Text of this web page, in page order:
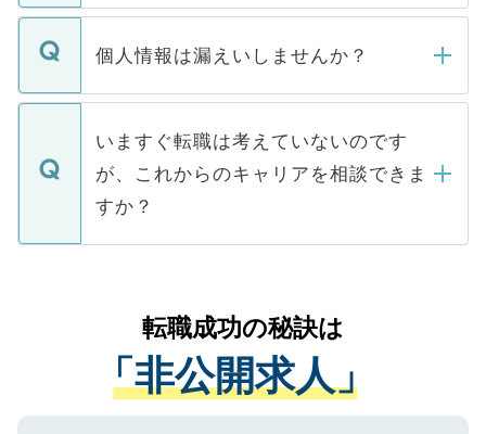
ません。
■応募殺到を避けるため 人気のある医療機
関を公にしてしまうと、応募が殺到する場
に、医療機関が求める条件に合った人材の
みを人材紹介会社に依頼するケースが増え
ています。
転職・入職を強要することは一切ありませ
ん。また、仮に応募先から内定をいただい
定を承諾する必要はありません。内定先へ
の辞退の連絡はキャリアパートナーが行い
ますので、ご安心ください。
個人情報は漏えいしませんか？
個人情報が漏えいすることはありませんの
で、ご安心ください。当サイトからの登録
などで収集したご登録者様の個人情報は、
ご本人のキャリアアップおよび転職活動の
支援を目的に使用いたします。お預かりし
ているすべての個人データはご本人の許可
は、個人情報の取り扱いについての厳密な
管理基準を満たした事業者のみに付与され
る、プライバシーマークを取得済みです。
ご登録いただいた個人情報は、SSL（デー
いますぐ転職は考えていないのです
が、これからのキャリアを相談できま
すか？
かがいして、現在の医療機関の状況や紹介
経験をまじえながら、適切なアドバイスを
させていただきます。すぐにご転職をされ
ない方には、長期的なサポートが可能です
ので、まずはご登録ください。
転職成功の秘訣は
「非公開求人」